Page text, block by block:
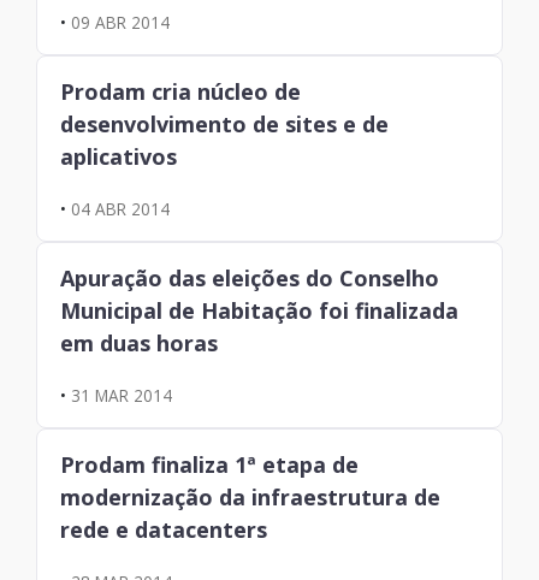
• 09 ABR 2014
Prodam cria núcleo de
desenvolvimento de sites e de
aplicativos
• 04 ABR 2014
Apuração das eleições do Conselho
Municipal de Habitação foi finalizada
em duas horas
• 31 MAR 2014
Prodam finaliza 1ª etapa de
modernização da infraestrutura de
rede e datacenters